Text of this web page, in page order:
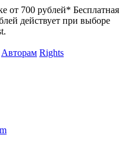
от 700 рублей* Бесплатная
действует при выборе
Авторам Rights